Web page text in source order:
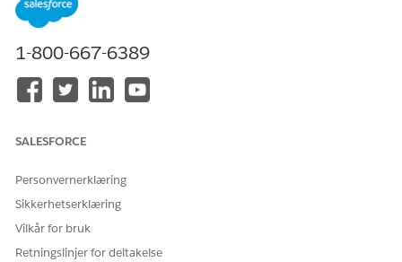
Handlingen Reprice All (Gjenpris alle) utfører en fullstendig
omprising av hver transaksjonslinje, selv om det ikke er noen
endringer. Denne handlingen kjører alltid en fullstendig ny
beregning, uavhengig av om du slår på Delta Pricing.
Scenarier for gjenprising
under postforpliktelsesprosessen.
Rabatter, justeringer eller pakkekonfigurasjoner krever en
oppdatering.
Beregnede avgifter må beregnes (krever innstillingen
til beregnede avgifter i tilbud og bestillinger
1-800-667-6389
SALESFORCE
Personvernerklæring
Sikkerhetserklæring
Vilkår for bruk
Retningslinjer for deltakelse